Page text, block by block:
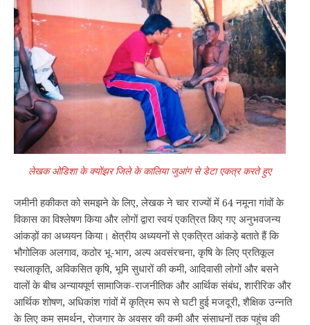
लेखक ओडिशा के क्योंझर जिले के कालिया जुआंग से डेटा एकत्र करते हुए
जमीनी हकीकत को समझने के लिए, लेखक ने चार राज्यों में 64 नमूना गांवों के
विकास का विश्लेषण किया और लोगों द्वारा स्वयं एकत्रित किए गए अनुभवजन्य
आंकड़ों का अध्ययन किया। क्षेत्रीय अध्ययनों से एकत्रित आंकड़े बताते हैं कि
भौगोलिक अलगाव, कठोर भू-भाग, अल्प अवसंरचना, कृषि के लिए प्रतिकूल
स्थलाकृति, अविकसित कृषि, भूमि सुधारों की कमी, आदिवासी लोगों और बसने
वालों के बीच अन्यायपूर्ण सामाजिक-राजनीतिक और आर्थिक संबंध, शारीरिक और
आर्थिक शोषण, अधिकांश गांवों में कृत्रिम रूप से घटी हुई मजदूरी, शैक्षिक उन्नति
के लिए कम समर्थन, रोजगार के अवसर की कमी और संसाधनों तक पहुंच की